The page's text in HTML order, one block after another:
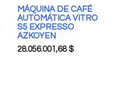
MÁQUINA DE CAFÉ
AUTOMÁTICA VITRO
S5 EXPRESSO
AZKOYEN
28.056.001,68$